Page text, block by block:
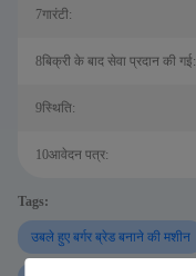
7गारंटी:
8बिक्री के बाद सेवा प्रदान की गई:
9स्थि‍ति:
10आवेदन पत्र:
Tags:
उबले हुए बर्गर ब्रेड बनाने की मशीन